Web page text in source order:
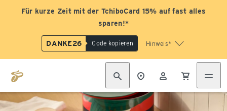
Für kurze Zeit mit der TchiboCard 15% auf fast alles
sparen!*
DANKE26 Code kopieren Hinweis*